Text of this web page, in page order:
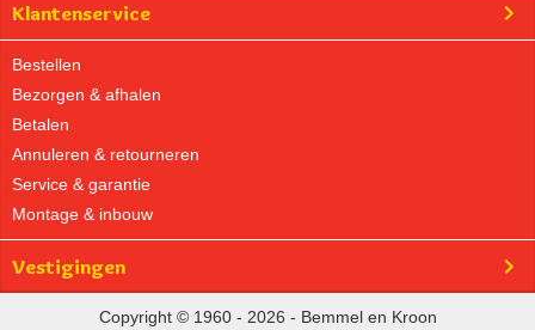
Klantenservice
Bestellen
Bezorgen & afhalen
Betalen
Annuleren & retourneren
Service & garantie
Montage & inbouw
Vestigingen
Copyright © 1960 - 2026 - Bemmel en Kroon